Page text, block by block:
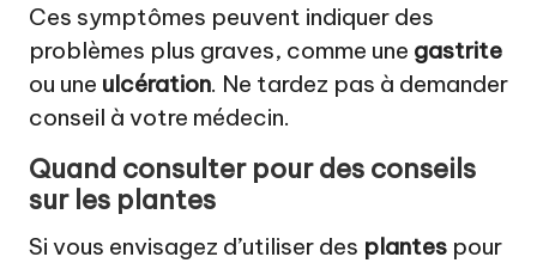
Ces symptômes peuvent indiquer des
problèmes plus graves, comme une gastrite
ou une ulcération. Ne tardez pas à demander
conseil à votre médecin.
Quand consulter pour des conseils
sur les plantes
Si vous envisagez d’utiliser des plantes pour